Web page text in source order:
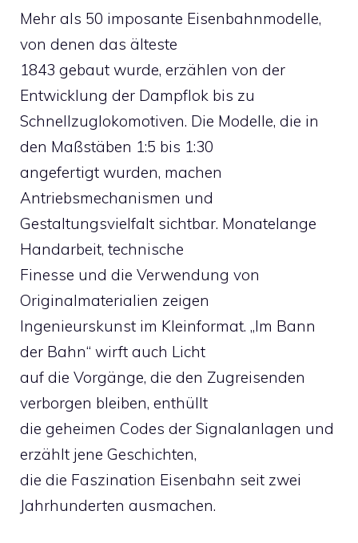
Mehr als 50 imposante Eisenbahnmodelle,
von denen das älteste
1843 gebaut wurde, erzählen von der
Entwicklung der Dampflok bis zu
Schnellzuglokomotiven. Die Modelle, die in
den Maßstäben 1:5 bis 1:30
angefertigt wurden, machen
Antriebsmechanismen und
Gestaltungsvielfalt sichtbar. Monatelange
Handarbeit, technische
Finesse und die Verwendung von
Originalmaterialien zeigen
Ingenieurskunst im Kleinformat. „Im Bann
der Bahn“ wirft auch Licht
auf die Vorgänge, die den Zugreisenden
verborgen bleiben, enthüllt
die geheimen Codes der Signalanlagen und
erzählt jene Geschichten,
die die Faszination Eisenbahn seit zwei
Jahrhunderten ausmachen.